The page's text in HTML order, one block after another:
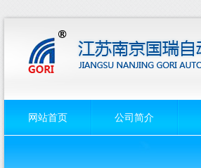
网站首页 公司简介